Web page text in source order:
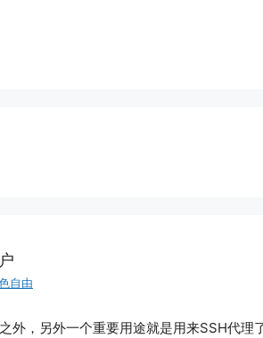
自由
外，另外一个重要用途就是用来SSH代